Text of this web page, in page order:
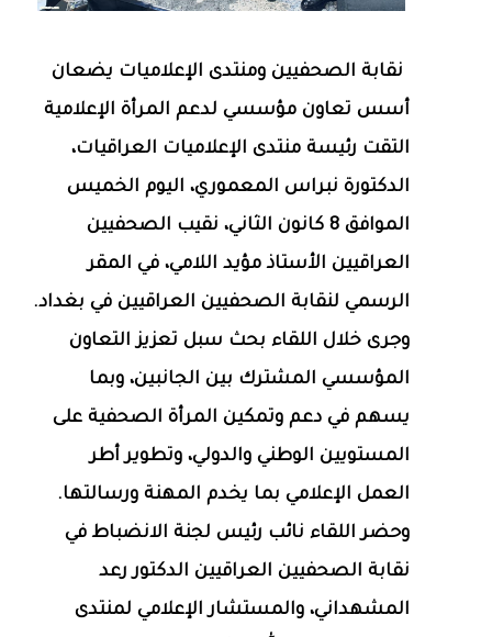
نقابة الصحفيين ومنتدى الإعلاميات يضعان
أسس تعاون مؤسسي لدعم المرأة الإعلامية
التقت رئيسة منتدى الإعلاميات العراقيات،
الدكتورة نبراس المعموري، اليوم الخميس
الموافق 8 كانون الثاني، نقيب الصحفيين
العراقيين الأستاذ مؤيد اللامي، في المقر
الرسمي لنقابة الصحفيين العراقيين في بغداد.
وجرى خلال اللقاء بحث سبل تعزيز التعاون
المؤسسي المشترك بين الجانبين، وبما
يسهم في دعم وتمكين المرأة الصحفية على
المستويين الوطني والدولي، وتطوير أطر
العمل الإعلامي بما يخدم المهنة ورسالتها.
وحضر اللقاء نائب رئيس لجنة الانضباط في
نقابة الصحفيين العراقيين الدكتور رعد
المشهداني، والمستشار الإعلامي لمنتدى